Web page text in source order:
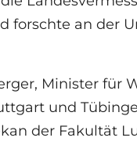
forschte an der
Minister für
und
der Fakultät